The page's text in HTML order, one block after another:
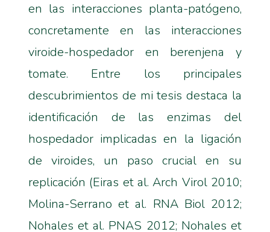
en las interacciones planta-patógeno,
concretamente en las interacciones
viroide-hospedador en berenjena y
tomate. Entre los principales
descubrimientos de mi tesis destaca la
identificación de las enzimas del
hospedador implicadas en la ligación
de viroides, un paso crucial en su
replicación (Eiras et al. Arch Virol 2010;
Molina-Serrano et al. RNA Biol 2012;
Nohales et al. PNAS 2012; Nohales et